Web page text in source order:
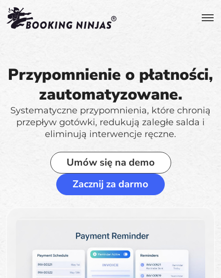
Przypomnienie o płatności,
zautomatyzowane.
Systematyczne przypomnienia, które chronią
przepływ gotówki, redukują zaległe salda i
eliminują interwencje ręczne.
Umów się na demo
Zacznij za darmo